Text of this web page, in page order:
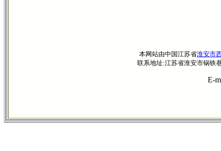
本网站由中国江苏省淮安市
联系地址:江苏省淮安市锅
E-